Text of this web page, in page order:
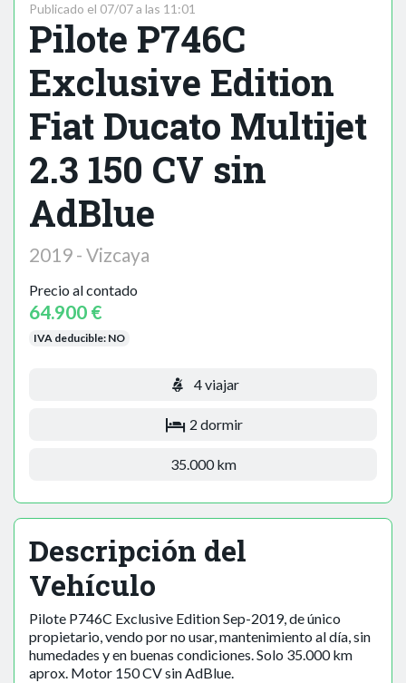
Publicado el 07/07 a las 11:01
Pilote P746C
Exclusive Edition
Fiat Ducato Multijet
2.3 150 CV sin
AdBlue
2019 - Vizcaya
Precio al contado
64.900 €
IVA deducible: NO
4 viajar
2 dormir
35.000 km
Descripción del
Vehículo
Pilote P746C Exclusive Edition Sep-2019, de único
propietario, vendo por no usar, mantenimiento al día, sin
humedades y en buenas condiciones. Solo 35.000 km
aprox. Motor 150 CV sin AdBlue.